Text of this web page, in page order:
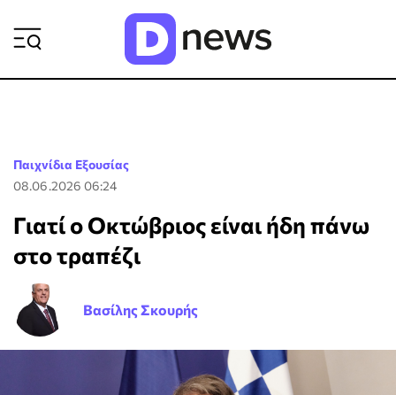
Παιχνίδια Εξουσίας
08.06.2026 06:24
Γιατί ο Οκτώβριος είναι ήδη πάνω
στο τραπέζι
Βασίλης Σκουρής